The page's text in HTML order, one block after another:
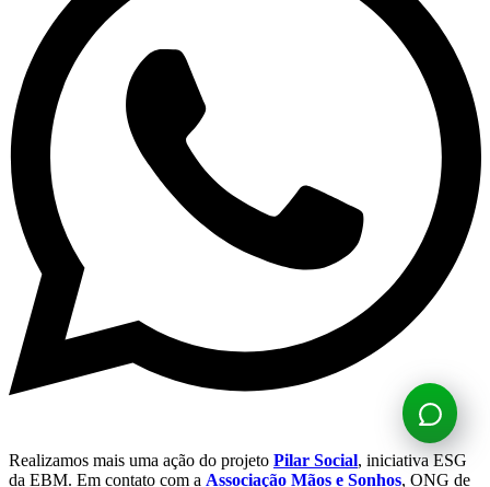
Realizamos mais uma ação do projeto Pilar Social, iniciativa ESG
da EBM. Em contato com a Associação Mãos e Sonhos, ONG de